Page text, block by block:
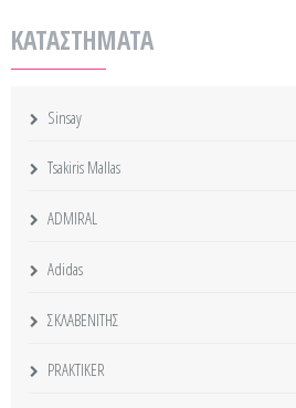
ΚΑΤΑΣΤΗΜΑΤΑ
Sinsay
Tsakiris Mallas
ADMIRAL
Adidas
ΣΚΛΑΒΕΝΙΤΗΣ
PRAKTIKER